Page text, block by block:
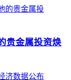
贵金属投资焕